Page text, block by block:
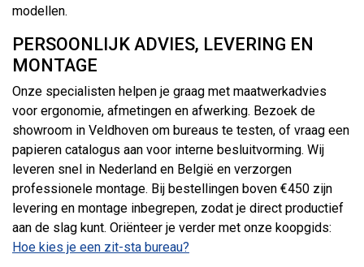
modellen.
PERSOONLIJK ADVIES, LEVERING EN
MONTAGE
Onze specialisten helpen je graag met maatwerkadvies
voor ergonomie, afmetingen en afwerking. Bezoek de
showroom in Veldhoven om bureaus te testen, of vraag een
papieren catalogus aan voor interne besluitvorming. Wij
leveren snel in Nederland en België en verzorgen
professionele montage. Bij bestellingen boven €450 zijn
levering en montage inbegrepen, zodat je direct productief
aan de slag kunt. Oriënteer je verder met onze koopgids:
Hoe kies je een zit-sta bureau?